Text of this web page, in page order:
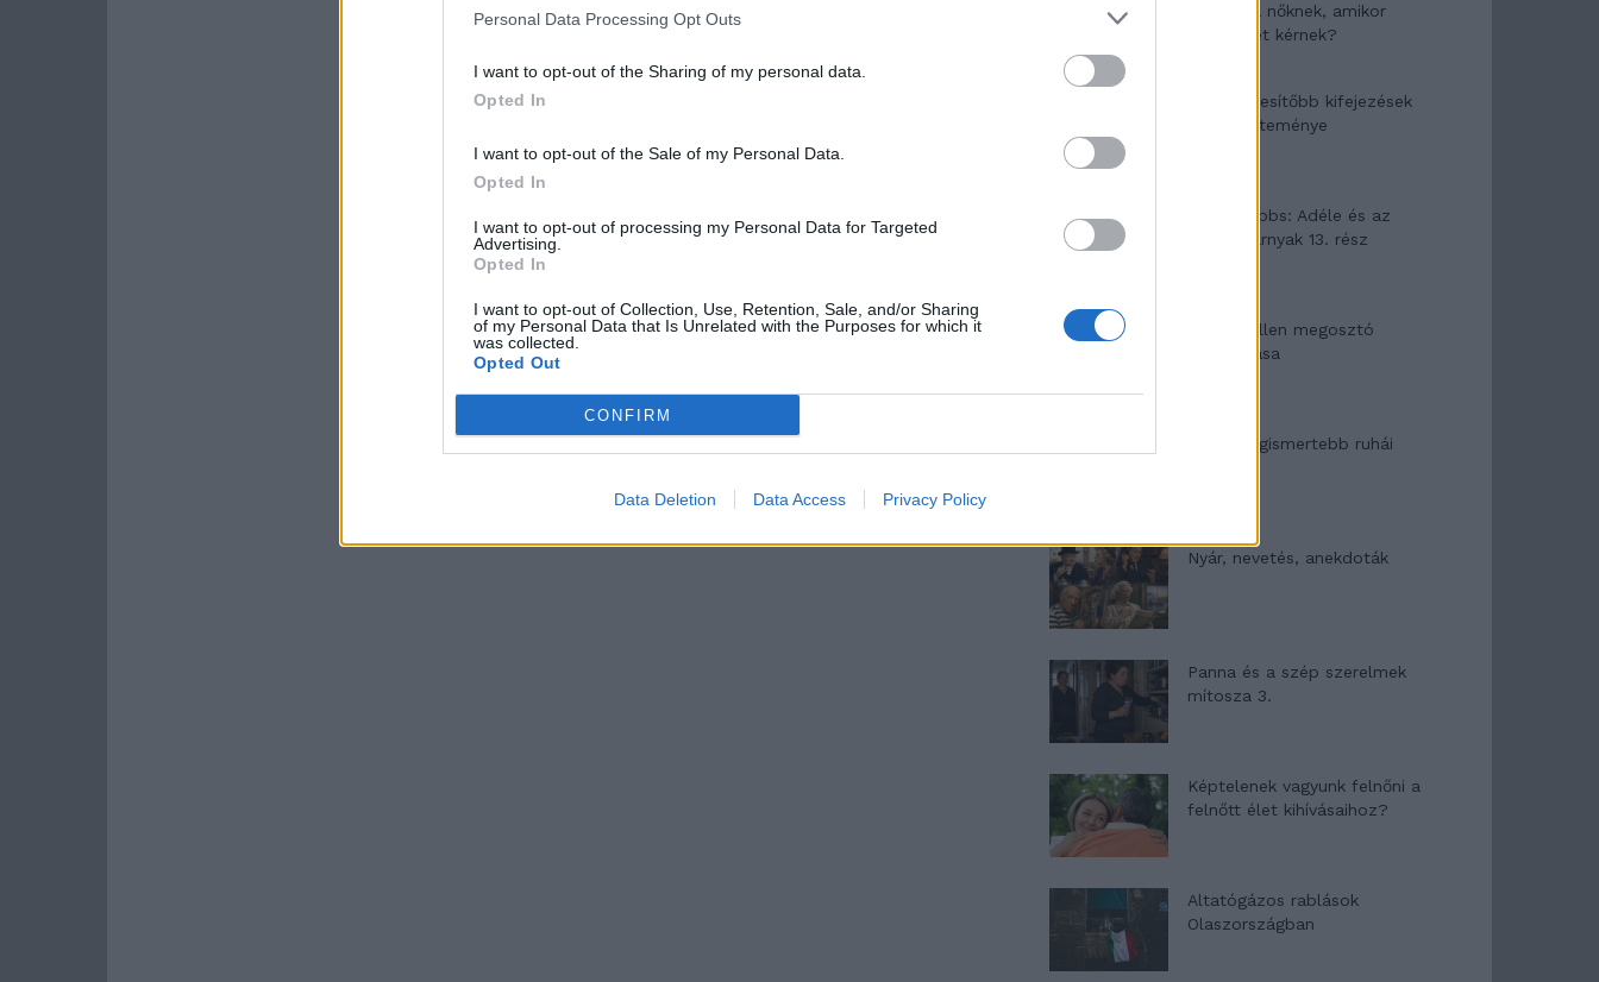
Personal Data Processing Opt Outs
I want to opt-out of the Sharing of my personal data.
Opted In
I want to opt-out of the Sale of my Personal Data.
Opted In
I want to opt-out of processing my Personal Data for Targeted
Advertising.
Opted In
I want to opt-out of Collection, Use, Retention, Sale, and/or Sharing
of my Personal Data that Is Unrelated with the Purposes for which it
was collected.
Opted Out
CONFIRM
Data Deletion Data Access Privacy Policy
hiszünk a nőknek, amikor
segítséget kérnek?
A legidegesítőbb kifejezések
laza gyűjteménye
Elyna Robbs: Adéle és az
örökölt árnyak 13. rész
Woody Allen megosztó
zsenialitása
A világ legismertebb ruhái
Nyár, nevetés, anekdoták
Panna és a szép szerelmek
mítosza 3.
Képtelenek vagyunk felnőni a
felnőtt élet kihívásaihoz?
Altatógázos rablások
Olaszországban